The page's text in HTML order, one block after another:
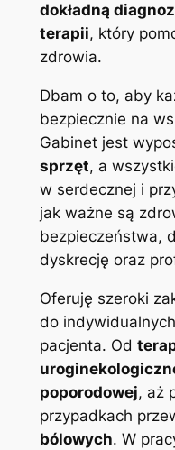
dokładną
terapii, który
zdrowia.
Dbam o to, aby
bezpiecznie na
Gabinet jest
sprzęt, a
w serdecznej i
jak ważne są
bezpieczeństwa,
dyskrecję oraz
Oferuję szeroki
do
pacjenta. Od
poporodowej, aż
przypadkach
bólowych. W